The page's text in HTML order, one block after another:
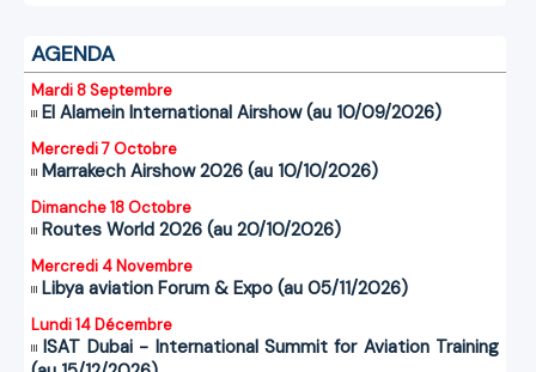
AGENDA
Mardi 8 Septembre
El Alamein International Airshow (au 10/09/2026)
Mercredi 7 Octobre
Marrakech Airshow 2026 (au 10/10/2026)
Dimanche 18 Octobre
Routes World 2026 (au 20/10/2026)
Mercredi 4 Novembre
Libya aviation Forum & Expo (au 05/11/2026)
Lundi 14 Décembre
ISAT Dubai - International Summit for Aviation Training